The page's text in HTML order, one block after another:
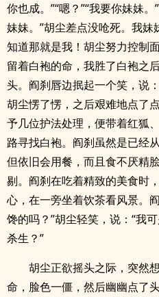
你也成。”“嗯？”“我要你妹妹
妹妹。”胡尘差点没呛死。我
知道那就是我！胡尘努力控制
留着白袍的命，我胜了白袍之
头。阎刹唇边抿起一个笑，说
胡尘愣了愣，之后艰难地点了
予几位护法处理，便带着红狐
路寻找白袍。阎刹虽然是已经
但依旧会用餐，而且食不厌精
剔。阎刹在吃着精致的美食时
心，在一旁坐着饮茶看风景。
馋的吗？”胡尘轻笑，说：“我
杀生？”
胡尘正欲摇头之际，突然
命，脸色一僵，然后幽幽点了